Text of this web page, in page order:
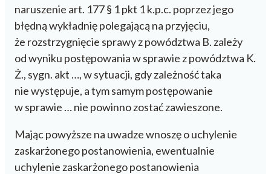
naruszenie art. 177 § 1 pkt 1 k.p.c. poprzez jego
błędną wykładnię polegającą na przyjęciu,
że rozstrzygnięcie sprawy z powództwa B. zależy
od wyniku postępowania w sprawie z powództwa K.
Ż., sygn. akt …, w sytuacji, gdy zależność taka
nie występuje, a tym samym postępowanie
w sprawie … nie powinno zostać zawieszone.
Mając powyższe na uwadze wnoszę o uchylenie
zaskarżonego postanowienia, ewentualnie
uchylenie zaskarżonego postanowienia